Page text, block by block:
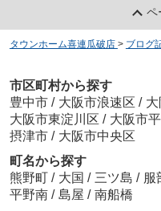
ペ
タウンホーム喜連瓜破店 > ブログ
市区町村から探す
豊中市 / 大阪市浪速区 /
大阪市東淀川区 / 大阪市
摂津市 / 大阪市中央区
町名から探す
熊野町 / 大国 / 三ツ島 / 服
平野南 / 島屋 / 南船橋